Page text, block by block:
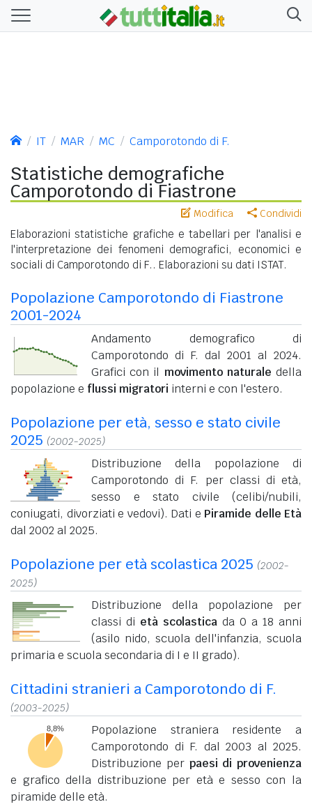
IT MAR MC Camporotondo di F.
Statistiche demografiche
Camporotondo di Fiastrone
Modifica Condividi
Elaborazioni statistiche grafiche e tabellari per l'analisi e
l'interpretazione dei fenomeni demografici, economici e
sociali di Camporotondo di F.. Elaborazioni su dati ISTAT.
Popolazione Camporotondo di Fiastrone
2001-2024
Andamento demografico di
Camporotondo di F. dal 2001 al 2024.
Grafici con il movimento naturale della
popolazione e flussi migratori interni e con l'estero.
Popolazione per età, sesso e stato civile
2025 (2002-2025)
Distribuzione della popolazione di
Camporotondo di F. per classi di età,
sesso e stato civile (celibi/nubili,
coniugati, divorziati e vedovi). Dati e Piramide delle Età
dal 2002 al 2025.
Popolazione per età scolastica 2025 (2002-
2025)
Distribuzione della popolazione per
classi di età scolastica da 0 a 18 anni
(asilo nido, scuola dell'infanzia, scuola
primaria e scuola secondaria di I e II grado).
Cittadini stranieri a Camporotondo di F.
(2003-2025)
Popolazione straniera residente a
Camporotondo di F. dal 2003 al 2025.
Distribuzione per paesi di provenienza
e grafico della distribuzione per età e sesso con la
piramide delle età.